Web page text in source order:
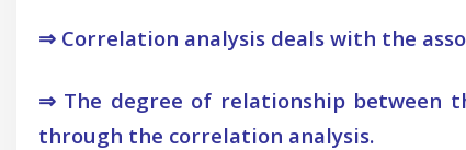
⇒ Correlation analysis deals with the
⇒ The degree of relationship between
through the correlation analysis.